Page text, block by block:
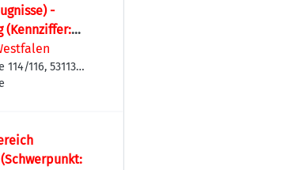
-
(Kennziffer:
116, 53113